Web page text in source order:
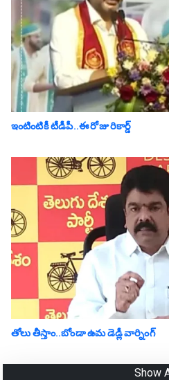
ఇంటింటికీ టీడీపీ..ఈ రోజు రికార్డ్
తోలు తీస్తాం..బోండా ఉమ డెడ్లీ వార్నింగ్
Show